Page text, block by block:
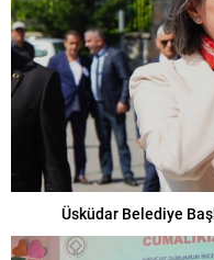
Üsküdar Belediye